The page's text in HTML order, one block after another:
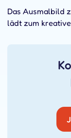
Das Ausmalbild
lädt zum